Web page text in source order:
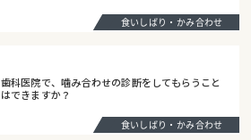
食いしばり・かみ合わせ
歯科医院で、噛み合わせの診断をしてもらうこと
はできますか？
食いしばり・かみ合わせ